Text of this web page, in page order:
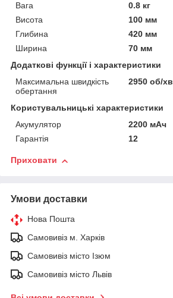
Вага
0.8 кг
Висота
100 мм
Глибина
420 мм
Ширина
70 мм
Додаткові функції і характеристики
Максимальна швидкість
обертання
2950 об/хв
Користувальницькі характеристики
Акумулятор
2200 мАч
Гарантія
12
Приховати
Умови доставки
Нова Пошта
Самовивіз м. Харків
Самовивіз місто Ізюм
Самовивіз місто Львів